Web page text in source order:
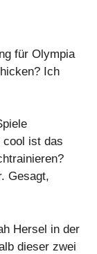
für Olympia
Ich
cool ist das
Gesagt,
Hersel in der
dieser zwei